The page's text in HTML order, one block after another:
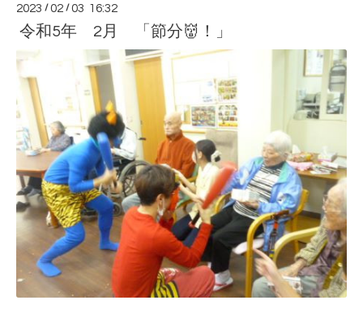
2023 /02 /03 16:32
令和5年 2月 「節分👹！」